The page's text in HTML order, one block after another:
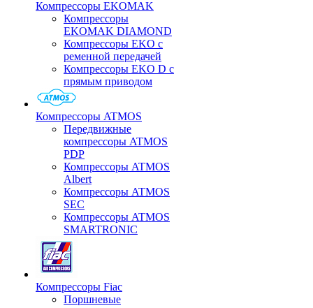
Компрессоры EKOMAK
Компрессоры
EKOMAK DIAMOND
Компрессоры EKO c
ременной передачей
Компрессоры EKO D с
прямым приводом
Компрессоры ATMOS
Передвижные
компрессоры ATMOS
PDP
Компрессоры ATMOS
Albert
Компрессоры ATMOS
SEC
Компрессоры ATMOS
SMARTRONIC
Компрессоры Fiac
Поршневые